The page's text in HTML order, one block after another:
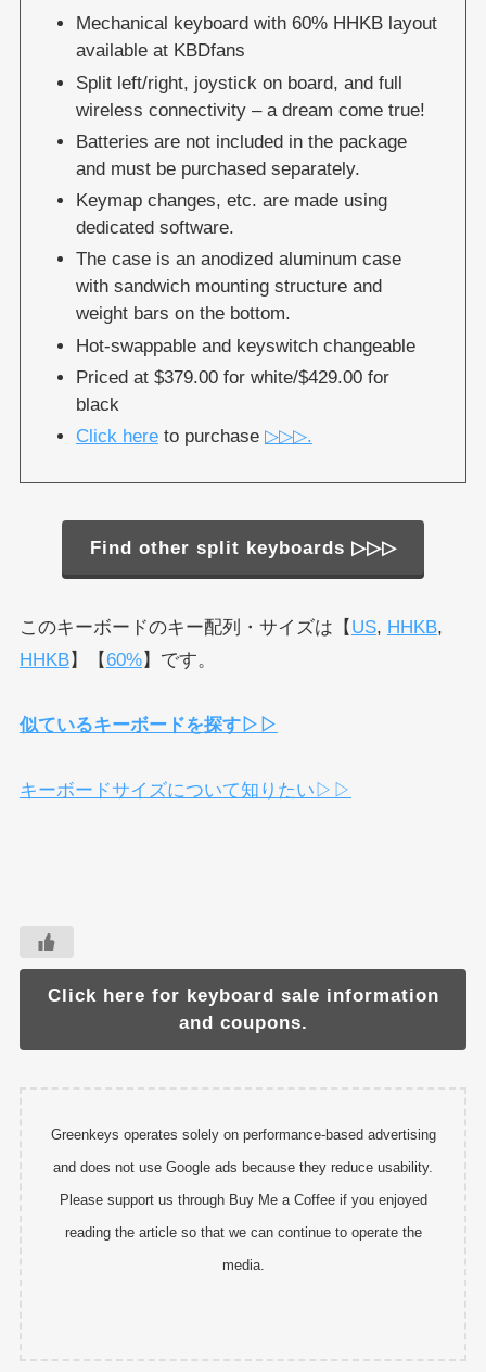
Mechanical keyboard with 60% HHKB layout
available at KBDfans
Split left/right, joystick on board, and full
wireless connectivity – a dream come true!
Batteries are not included in the package
and must be purchased separately.
Keymap changes, etc. are made using
dedicated software.
The case is an anodized aluminum case
with sandwich mounting structure and
weight bars on the bottom.
Hot-swappable and keyswitch changeable
Priced at $379.00 for white/$429.00 for
black
Click hereto purchase ▷▷▷.
Find other split keyboards ▷▷▷
このキーボードのキー配列・サイズは【 US, HHKB,
HHKB】【 60%】です。
似ているキーボードを探す▷▷
キーボードサイズについて知りたい▷▷
Click here for keyboard sale information
and coupons.
Greenkeys operates solely on performance-based advertising
and does not use Google ads because they reduce usability.
Please support us through Buy Me a Coffee if you enjoyed
reading the article so that we can continue to operate the
media.